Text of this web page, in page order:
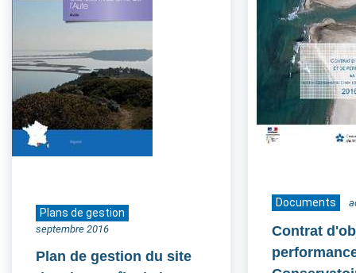
Plans de gestion
septembre 2016
Plan de gestion du site
Documents
Contrat